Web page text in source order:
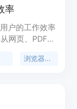
率
户的工作效率
网页、PDF和
还提供全文对
浏览器插件